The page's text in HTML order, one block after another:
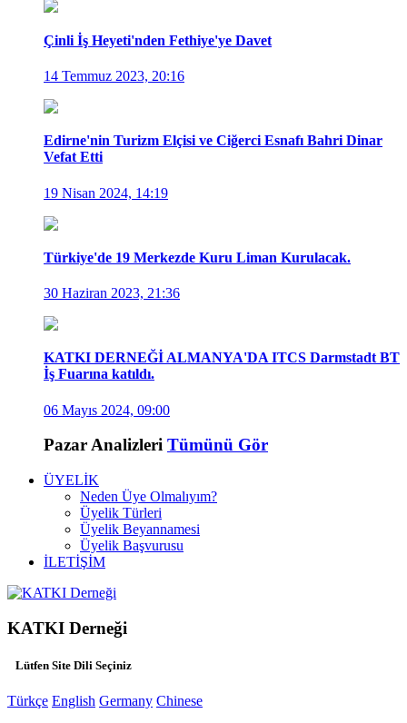
Çinli İş Heyeti'nden Fethiye'ye Davet
14 Temmuz 2023, 20:16
Edirne'nin Turizm Elçisi ve Ciğerci Esnafı Bahri Dinar
Vefat Etti
19 Nisan 2024, 14:19
Türkiye'de 19 Merkezde Kuru Liman Kurulacak.
30 Haziran 2023, 21:36
KATKI DERNEĞİ ALMANYA'DA ITCS Darmstadt BT
İş Fuarına katıldı.
06 Mayıs 2024, 09:00
Pazar Analizleri Tümünü Gör
ÜYELİK
Neden Üye Olmalıyım?
Üyelik Türleri
Üyelik Beyannamesi
Üyelik Başvurusu
İLETİŞİM
KATKI Derneği
Lütfen Site Dili Seçiniz
Türkçe English Germany Chinese